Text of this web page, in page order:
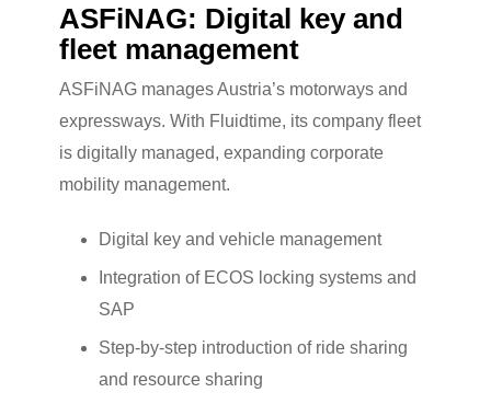
ASFiNAG: Digital key and
fleet management
ASFiNAG manages Austria’s motorways and
expressways. With Fluidtime, its company fleet
is digitally managed, expanding corporate
mobility management.
Digital key and vehicle management
Integration of ECOS locking systems and
SAP
Step-by-step introduction of ride sharing
and resource sharing